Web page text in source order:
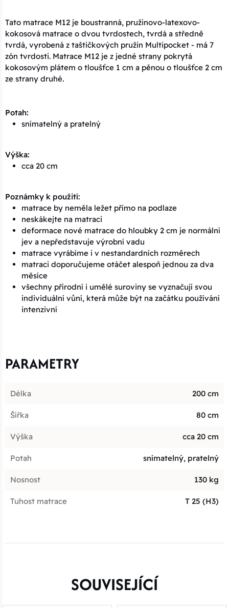
Tato matrace M12 je boustranná, pružinovo-latexovo-
kokosová matrace o dvou tvrdostech, tvrdá a středně
tvrdá, vyrobená z taštičkových pružin Multipocket - má 7
zón tvrdosti. Matrace M12 je z jedné strany pokrytá
kokosovým plátem o tloušťce 1 cm a pěnou o tloušťce 2 cm
ze strany druhé.
Potah:
snímatelný a pratelný
Výška:
cca 20 cm
Poznámky k použití:
matrace by neměla ležet přímo na podlaze
neskákejte na matraci
deformace nové matrace do hloubky 2 cm je normální
jev a nepředstavuje výrobní vadu
matrace vyrábíme i v nestandardních rozměrech
matraci doporučujeme otáčet alespoň jednou za dva
měsíce
všechny přírodní i umělé suroviny se vyznačují svou
individuální vůní, která může být na začátku používání
intenzivní
PARAMETRY
Délka 200 cm
Šířka 80 cm
Výška cca 20 cm
Potah snímatelný, pratelný
Nosnost 130 kg
Tuhost matrace T 25 (H3)
SOUVISEJÍCÍ